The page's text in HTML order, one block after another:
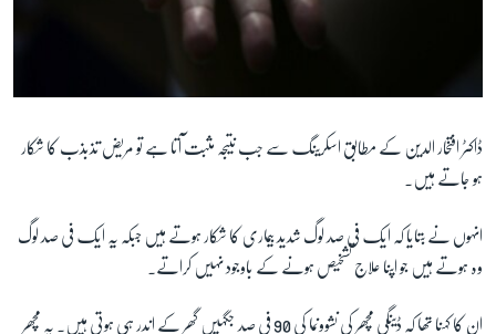
ڈاکٹر افتخار الدین کے مطابق اسکرينگ سے جب نتيجہ مثبت آتا ہے تو مريض تذبذب کا شکار
ہو جاتے ہیں۔
انہوں نے بتایا کہ ايک فی صد لوگ شديد بيماری کا شکار ہوتے ہيں جبکہ یہ ایک فی صد لوگ
وہ ہوتے ہيں جو اپنا علاج تشخيص ہونے کے باوجود نہیں کراتے۔
ان کا کہنا تھا کہ ڈينگی مچھر کی نشوونما کی 90 في صد جگہيں گھر کے اندر ہی ہوتی ہيں۔ يہ مچھر